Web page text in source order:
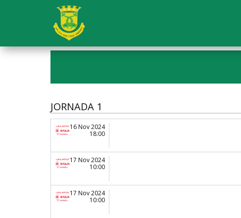
JORNADA 1
16 Nov 2024
18:00
17 Nov 2024
10:00
17 Nov 2024
10:00